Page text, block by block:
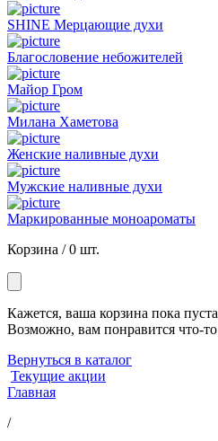
SHINE Мерцающие духи
Благословение небожителей
Майор Гром
Милана Хаметова
Женские наливные духи
Мужские наливные духи
Маркированные моноароматы
Корзина /0 шт.
Кажется, ваша корзина пока
Возможно, вам понравится что-
Вернуться в каталог
Текущие акции
Главная
/